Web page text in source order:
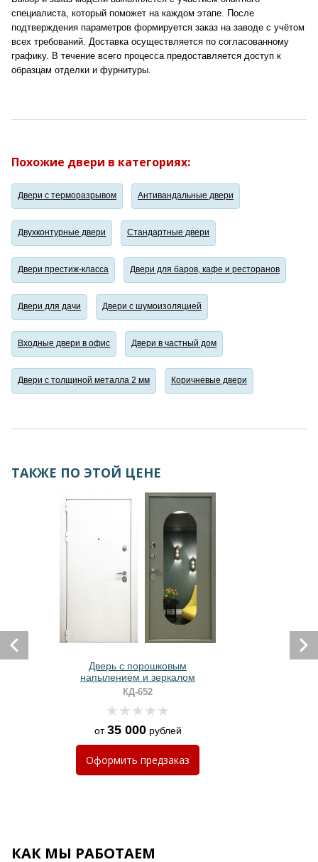
специалиста, который поможет на каждом этапе. После
подтверждения параметров формируется заказ на заводе с учётом
всех требований. Доставка осуществляется по согласованному
графику. В течение всего процесса предоставляется доступ к
образцам отделки и фурнитуры.
Похожие двери в категориях:
Двери с терморазрывом Антивандальные двери
Двухконтурные двери Стандартные двери
Двери престиж-класса Двери для баров, кафе и ресторанов
Двери для дачи Двери с шумоизоляцией
Входные двери в офис Двери в частный дом
Двери с толщиной металла 2 мм Коричневые двери
ТАКЖЕ ПО ЭТОЙ ЦЕНЕ
Дверь с порошковым
напылением и зеркалом
КД-652
от35 000рублей
Оформить предзаказ
КАК МЫ РАБОТАЕМ